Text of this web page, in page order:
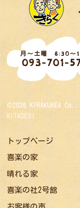
月～土曜 8:30～
093-701-
©2026 KIRAKUKEA
KITADESI
トップページ
喜楽の家
晴れる家
喜楽の社2号館
お客様の声